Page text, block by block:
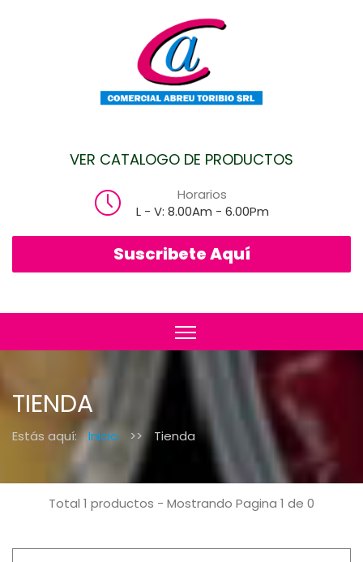
VER CATALOGO DE PRODUCTOS
Horarios
L - V: 8.00Am - 6.00Pm
Suscribete Aquí
TIENDA
Estás aquí: Inicio >> Tienda
Total 1 productos - Mostrando Pagina 1 de 0